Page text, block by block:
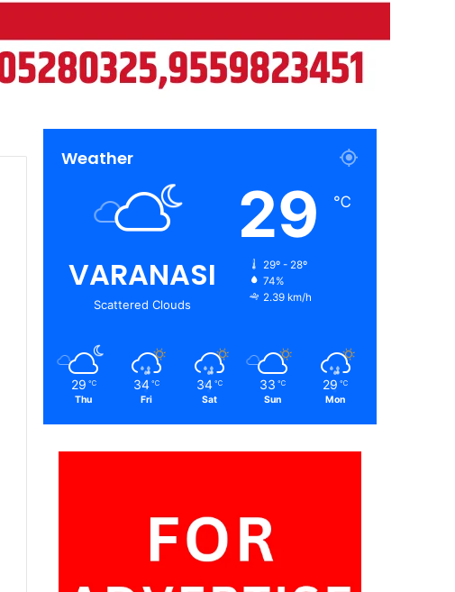
Weather
VARANASI
Scattered Clouds
29 ℃
29º - 28º
74%
2.39 km/h
29 ℃
Thu
34 ℃
Fri
34 ℃
Sat
33 ℃
Sun
29 ℃
Mon